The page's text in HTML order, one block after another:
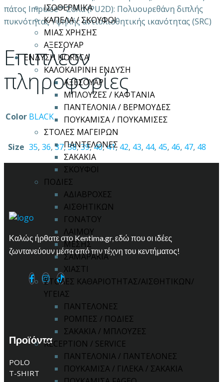
ΙΣΟΘΕΡΜΙΚΑ
ΚΑΠΕΛΑ / ΣΚΟΥΦΟΙ
ΜΙΑΣ ΧΡΗΣΗΣ
ΑΞΕΣΟΥΑΡ
ΕΝΔΥΣΗ HORECA
ΚΑΛΟΚΑΙΡΙΝΗ ΕΝΔΥΣΗ
ΑΞΕΣΟΥΑΡ
ΜΠΛΟΥΖΕΣ / ΚΑΦΤΑΝΙΑ
ΠΑΝΤΕΛΟΝΙΑ / ΒΕΡΜΟΥΔΕΣ
ΠΟΥΚΑΜΙΣΑ / ΠΟΥΚΑΜΙΣΕΣ
ΣΤΟΛΕΣ ΜΑΓΕΙΡΩΝ
ΠΑΝΤΕΛΟΝΕΣ
ΣΑΚΑΚΙΑ
ΣΚΟΥΦΟΙ
ΠΟΔΙΕΣ
ΑΔΙΑΒΡΟΧΕΣ
ΑΙΣΘΗΤΙΚΩΝ
ΓΟΝΑΤΟΥ
ΛΑΙΜΟΥ
ΜΕΣΗΣ
ΣΑΜΑΡΑΚΙΑ
ΧΙΑΣΤΙ
ΣΤΟΛΕΣ ΚΑΘΑΡΙΟΤΗΤΑΣ/ΑΙΣΘΗΤΙΚΩΝ/
ΥΓΕΙΑΣ
ΠΑΝΤΕΛΟΝΕΣ
ΡΟΜΠΕΣ / ΠΟΔΙΕΣ
ΣΑΚΑΚΙΑ / ΜΠΛΟΥΖΕΣ
RECEPTION / SERVICE
ΠΑΝΤΕΛΟΝΙΑ / ΠΑΝΤΕΛΟΝΕΣ
ΠΟΥΚΑΜΙΣΑ / ΓΙΛΕΚΑ / ΣΑΚΑΚΙΑ
πάτος Impulse™ Σόλα (PU2D): Πολυουρεθάνη διπλής
πυκνότητας Yψηλής αντιολισθητικής ικανότητας (SRC)
Επιπλέον
πληροφορίες
Color BLACK
Size 35, 36, 37, 38,39,40,41, 42, 43, 44, 45, 46, 47, 48
Καλώς ήρθατε στο Kentima.gr, εδώ που οι ιδέες
ζωντανεύουν μέσα από την τέχνη του κεντήματος!
Προϊόντα
POLO
T-SHIRT